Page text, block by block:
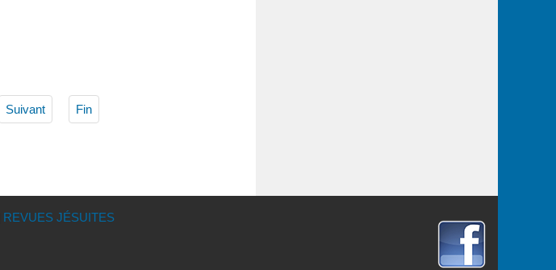
Suivant Fin
REVUES JÉSUITES